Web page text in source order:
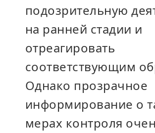
подозрительную
на ранней стадии и
отреагировать
соответствующим
Однако прозрачное
информирование о
мерах контроля